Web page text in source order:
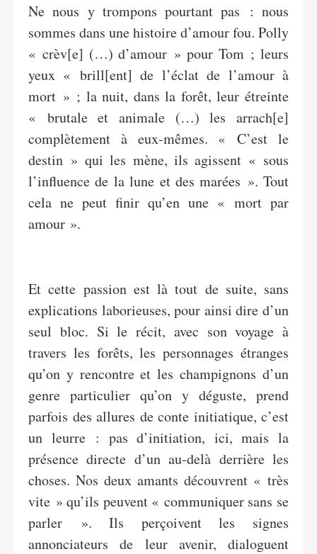
Ne nous y trompons pourtant pas : nous
sommes dans une histoire d’amour fou. Polly
« crèv[e] (…) d’amour » pour Tom ; leurs
yeux « brill[ent] de l’éclat de l’amour à
mort » ; la nuit, dans la forêt, leur étreinte
« brutale et animale (…) les arrach[e]
complètement à eux-mêmes. « C’est le
destin » qui les mène, ils agissent « sous
l’influence de la lune et des marées ». Tout
cela ne peut finir qu’en une « mort par
amour ».
Et cette passion est là tout de suite, sans
explications laborieuses, pour ainsi dire d’un
seul bloc. Si le récit, avec son voyage à
travers les forêts, les personnages étranges
qu’on y rencontre et les champignons d’un
genre particulier qu’on y déguste, prend
parfois des allures de conte initiatique, c’est
un leurre : pas d’initiation, ici, mais la
présence directe d’un au-delà derrière les
choses. Nos deux amants découvrent « très
vite » qu’ils peuvent « communiquer sans se
parler ». Ils perçoivent les signes
annonciateurs de leur avenir, dialoguent